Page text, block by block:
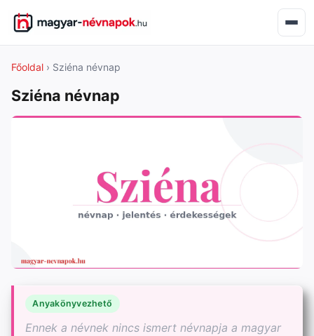
Főoldal › Sziéna névnap
Sziéna névnap
Anyakönyvezhető
Ennek a névnek nincs ismert névnapja a magyar